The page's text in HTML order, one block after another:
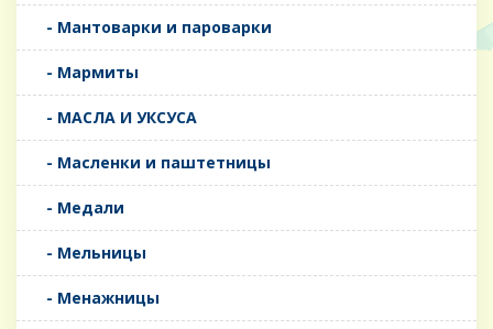
- Мантоварки и пароварки
- Мармиты
- МАСЛА И УКСУСА
- Масленки и паштетницы
- Медали
- Мельницы
- Менажницы